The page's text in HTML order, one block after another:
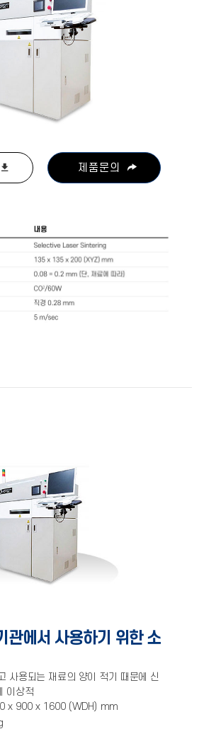
제품문의
관에서 사용하기 위한 소
사용되는 재료의 양이 적기 때문에 신
이상적
x 900 x 1600 (WDH) mm